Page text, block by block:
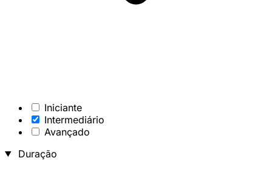
Iniciante
Intermediário
Avançado
Duração